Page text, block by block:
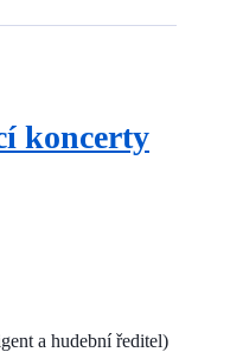
koncerty
a hudební ředitel)